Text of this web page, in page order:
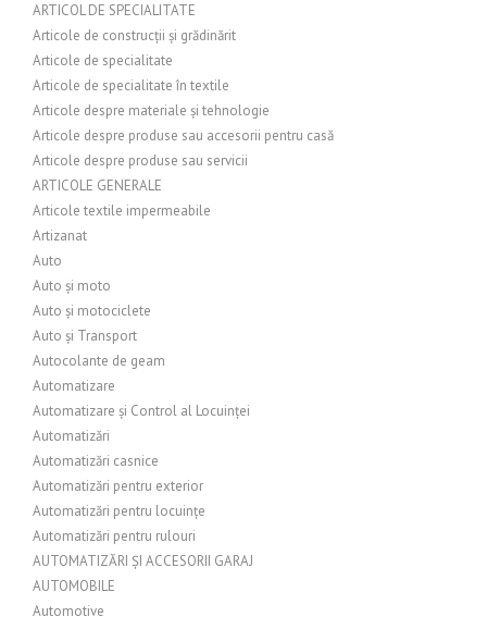
ARTICOL DE SPECIALITATE
Articole de construcții și grădinărit
Articole de specialitate
Articole de specialitate în textile
Articole despre materiale și tehnologie
Articole despre produse sau accesorii pentru casă
Articole despre produse sau servicii
ARTICOLE GENERALE
Articole textile impermeabile
Artizanat
Auto
Auto și moto
Auto și motociclete
Auto și Transport
Autocolante de geam
Automatizare
Automatizare și Control al Locuinței
Automatizări
Automatizări casnice
Automatizări pentru exterior
Automatizări pentru locuințe
Automatizări pentru rulouri
AUTOMATIZĂRI ȘI ACCESORII GARAJ
AUTOMOBILE
Automotive